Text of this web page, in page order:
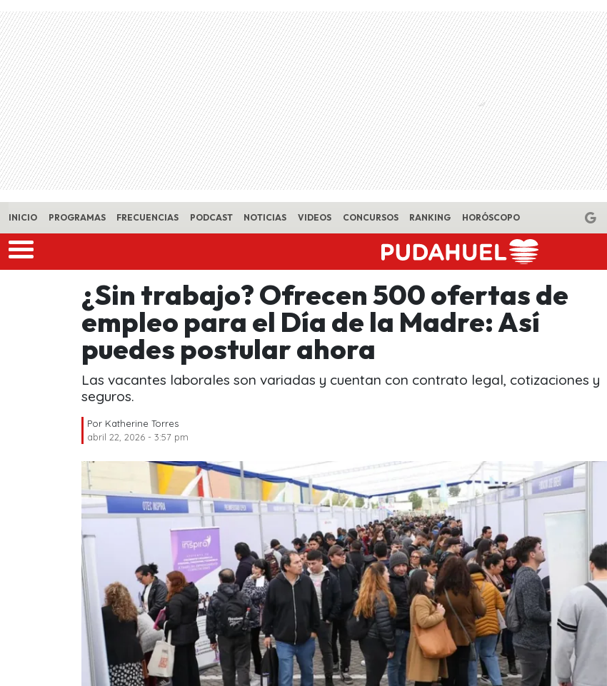
Skip to main content
INICIO PROGRAMAS FRECUENCIAS PODCAST NOTICIAS VIDEOS CONCURSOS RANKING HORÓSCOPO
¿Sin trabajo? Ofrecen 500 ofertas de
empleo para el Día de la Madre: Así
puedes postular ahora
Las vacantes laborales son variadas y cuentan con contrato legal, cotizaciones y
seguros.
Por Katherine Torres
abril 22, 2026 - 3:57 pm